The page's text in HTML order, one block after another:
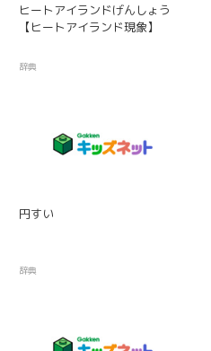
ヒートアイランドげんしょう
【ヒートアイランド現象】
辞典
円すい
辞典